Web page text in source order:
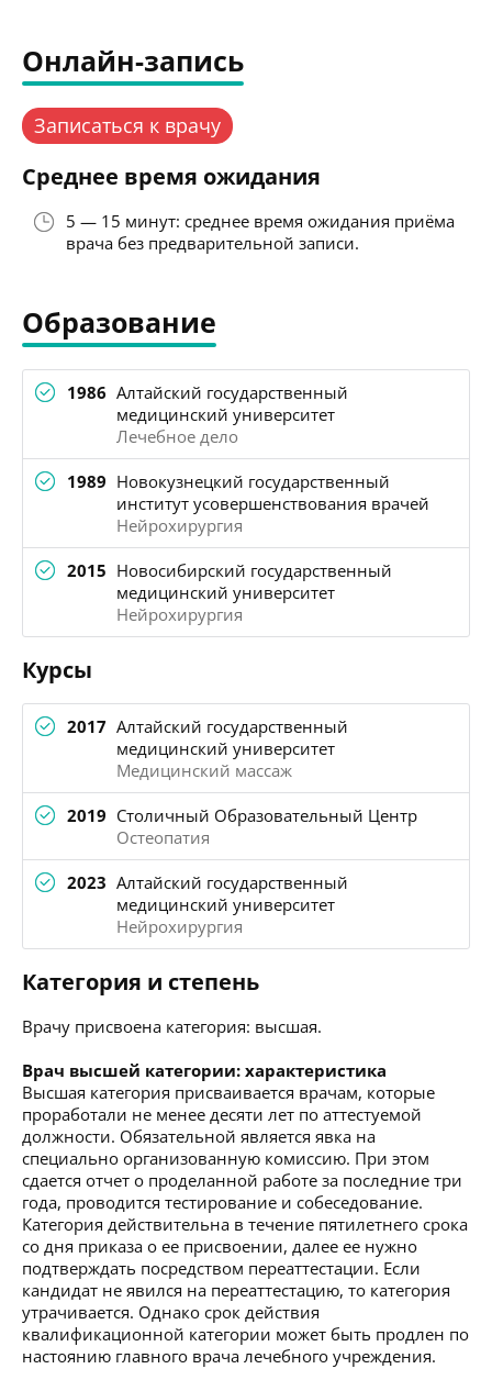
Онлайн-запись
Записаться к врачу
Среднее время ожидания
5 — 15 минут: среднее время ожидания приёма
врача без предварительной записи.
Образование
1986 Алтайский государственный
медицинский университет
Лечебное дело
1989 Новокузнецкий государственный
институт усовершенствования врачей
Нейрохирургия
2015 Новосибирский государственный
медицинский университет
Нейрохирургия
Курсы
2017 Алтайский государственный
медицинский университет
Медицинский массаж
2019 Столичный Образовательный Центр
Остеопатия
2023 Алтайский государственный
медицинский университет
Нейрохирургия
Категория и степень
Врачу присвоена категория: высшая.
Врач высшей категории: характеристика
Высшая категория присваивается врачам, которые
проработали не менее десяти лет по аттестуемой
должности. Обязательной является явка на
специально организованную комиссию. При этом
сдается отчет о проделанной работе за последние три
года, проводится тестирование и собеседование.
Категория действительна в течение пятилетнего срока
со дня приказа о ее присвоении, далее ее нужно
подтверждать посредством переаттестации. Если
кандидат не явился на переаттестацию, то категория
утрачивается. Однако срок действия
квалификационной категории может быть продлен по
настоянию главного врача лечебного учреждения.